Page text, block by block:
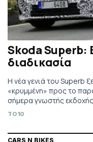
Skoda Superb:
διαδικασία
H νέα γενιά του Superb
«κρυμμένη» προς το
σήμερα γνωστής
TO10
CARS N BIKES